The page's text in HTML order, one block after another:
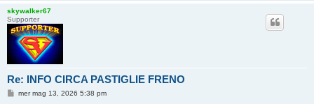
skywalker67
Supporter
Re: INFO CIRCA PASTIGLIE FRENO
Mmer mag 13, 2026 5:38 pm